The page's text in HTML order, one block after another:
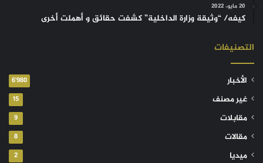
20 مايو، 2022
كيفه/ “وثيقة وزارة الداخلية” كشفت حقائق و أهملت أخرى
التصنيفات
الأخبار 6٬980
غير مصنف 15
مقابلات 9
مقالات 8
ميديا 2